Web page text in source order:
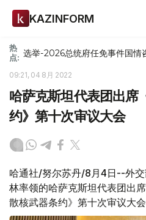
KAZINFORM
热
点: 选举-2026总统府任免事件国情
09:21, 04 8月 2022
哈萨克斯坦代表团出席
约》第十次审议大会
哈通社/努尔苏丹/8月4日--外交
林率领的哈萨克斯坦代表团出
散核武器条约》第十次审议大会